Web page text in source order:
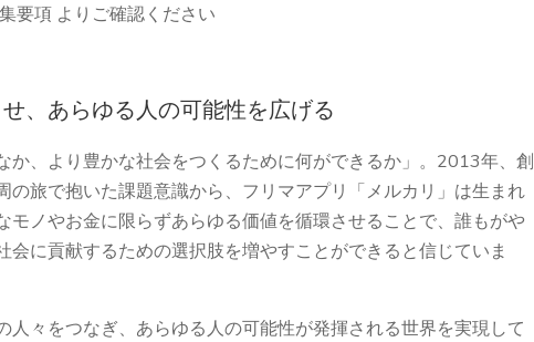
要項 よりご確認ください
、あらゆる人の可能性を広げる
か、より豊かな社会をつくるために何ができるか」。2013年、創
の旅で抱いた課題意識から、フリマアプリ「メルカリ」は生まれ
モノやお金に限らずあらゆる価値を循環させることで、誰もがや
会に貢献するための選択肢を増やすことができると信じていま
人々をつなぎ、あらゆる人の可能性が発揮される世界を実現して